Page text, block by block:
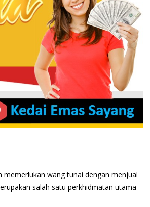
memerlukan wang tunai dengan menjual
salah satu perkhidmatan utama